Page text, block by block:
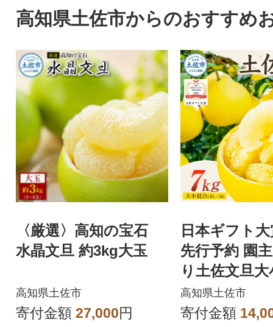
高知県土佐市からのおすすめ
〈厳選〉高知の宝石
水晶文旦 約3kg大玉
高知県土佐市
寄付金額 27,000円
日本ギフト
先行予約 園
り土佐文旦
g 家庭用 高
産 やの一果彩
高知県土佐市
寄付金額